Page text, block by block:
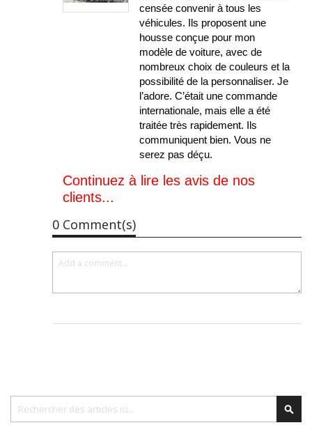
censée convenir à tous les
véhicules. Ils proposent une
housse conçue pour mon
modèle de voiture, avec de
nombreux choix de couleurs et la
possibilité de la personnaliser. Je
l’adore. C’était une commande
internationale, mais elle a été
traitée très rapidement. Ils
communiquent bien. Vous ne
serez pas déçu.
Continuez à lire les avis de nos
clients...
0 Comment(s)